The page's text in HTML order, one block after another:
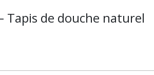
Tapis de douche naturel